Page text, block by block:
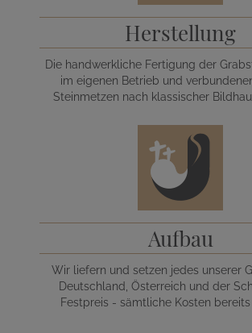
Herstellung
Die handwerkliche Fertigung der
im eigenen Betrieb und
Steinmetzen nach klassischer
Aufbau
Wir liefern und setzen jedes unserer
Deutschland, Österreich und der
Festpreis - sämtliche Kosten bereits